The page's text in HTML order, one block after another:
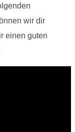
wir dir
einen guten